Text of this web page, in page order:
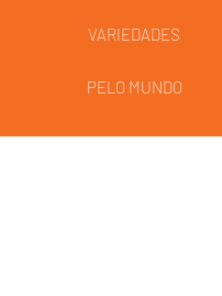
VARIEDADES
PELO MUNDO
EM DEBATE